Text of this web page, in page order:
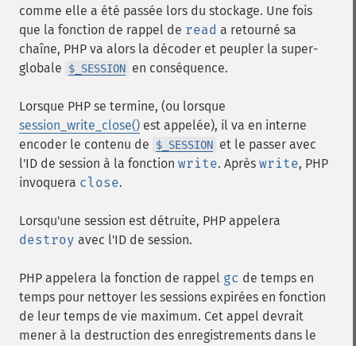
comme elle a été passée lors du stockage. Une fois
que la fonction de rappel de read a retourné sa
chaîne, PHP va alors la décoder et peupler la super-
globale
$_SESSION en conséquence.
Lorsque PHP se termine, (ou lorsque
session_write_close() est appelée), il va en interne
encoder le contenu de
$_SESSION et le passer avec
l'ID de session à la fonction write. Après write, PHP
invoquera close.
Lorsqu'une session est détruite, PHP appelera
destroy avec l'ID de session.
PHP appelera la fonction de rappel gc de temps en
temps pour nettoyer les sessions expirées en fonction
de leur temps de vie maximum. Cet appel devrait
mener à la destruction des enregistrements dans le